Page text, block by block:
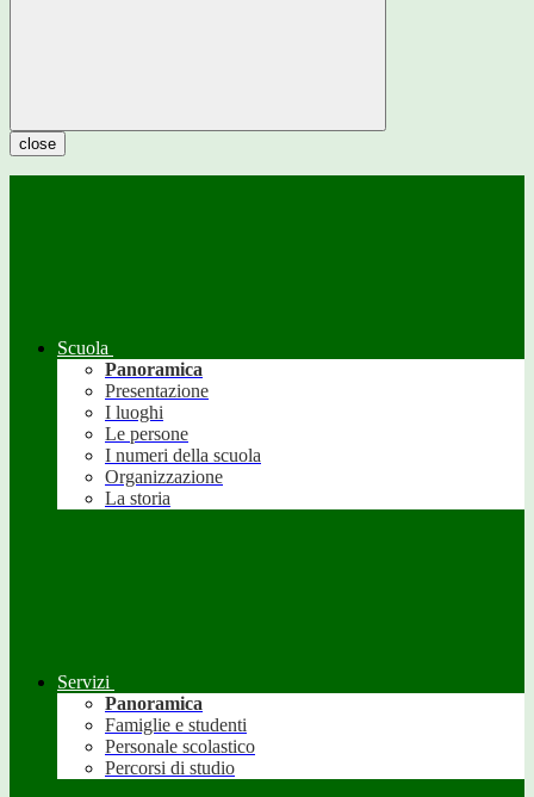
close
Scuola
Panoramica
Presentazione
I luoghi
Le persone
I numeri della scuola
Organizzazione
La storia
Servizi
Panoramica
Famiglie e studenti
Personale scolastico
Percorsi di studio